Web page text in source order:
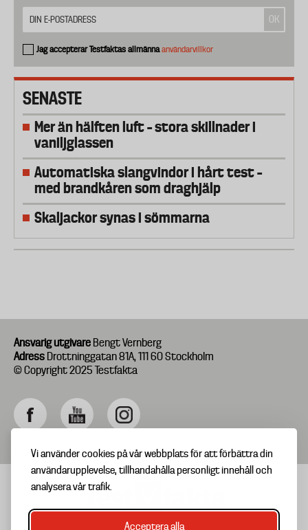
Vi använder cookies på vår webbplats för att förbättra din
användarupplevelse, tillhandahålla personligt innehåll och
analysera vår trafik.
Acceptera alla
Jag accepterar Testfaktas allmännaanvändarvillkor
SENASTE
Mer än hälften luft – stora skillnader i
vaniljglassen
Automatiska slangvindor i hårt test –
med brandkåren som draghjälp
Skaljackor synas i sömmarna
Ansvarig utgivare Bengt Vernberg
Adress Drottninggatan 81A, 111 60 Stockholm
© Copyright 2025 Testfakta